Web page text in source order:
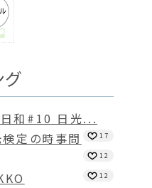
日和#10 日光...
17
検定の時事問
12
12